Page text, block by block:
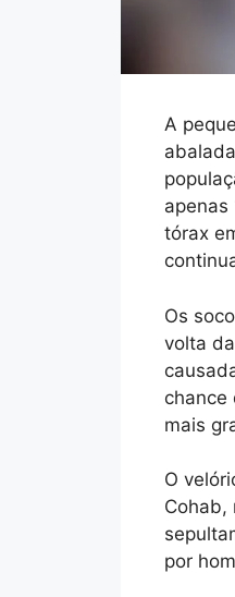
A
tórax
Os
volta
chance
mais
O
Cohab,
por